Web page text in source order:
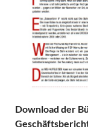
Download der